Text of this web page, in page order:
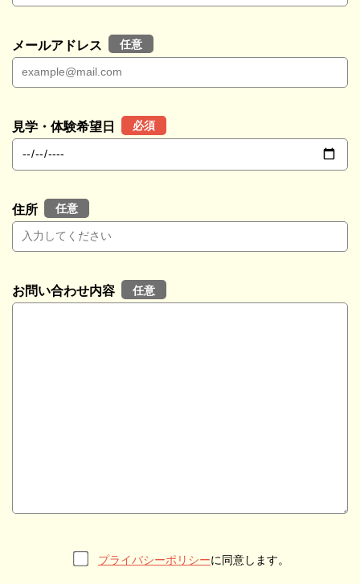
メールアドレス 任意
見学・体験希望日 必須
住所 任意
お問い合わせ内容 任意
プライバシーポリシーに同意します。